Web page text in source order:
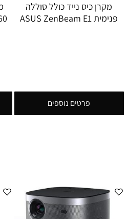
מקרן כיס נייד כולל סוללה
פנימית ASUS ZenBeam E1
פרטים נוספים